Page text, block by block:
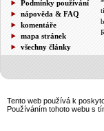
Podmínky používání
nápověda & FAQ
komentáře
mapa stránek
všechny články
Tento web používá k
Používáním tohoto webu s